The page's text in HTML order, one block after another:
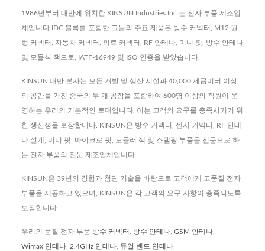
1986년부터 대만에 위치한 KINSUN Industries Inc.는 전자 부품 제조업
체입니다.IDC 블록를 포함한 그들의 주요 제품은 방수 커넥터, M12 원
형 커넥터, 자동차 커넥터, 의료 커넥터, RF 안테나, 미니 핏, 방수 안테나
및 모듈식 잭으로, IATF-16949 및 ISO 인증을 받았습니다.
KINSUN 대만 본사는 모든 개발 및 생산 시설과 40,000 제곱미터 이상
의 공간을 가진 중국의 두 개 공장을 포함하여 600명 이상의 직원이 운
영하는 우리의 기본적인 토대입니다. 이는 고객의 요구를 충족시키기 위
한 생산성을 보장합니다. KINSUN은 방수 커넥터, 센서 커넥터, RF 안테
나 설계, 미니 핏, 마이크로 핏, 모듈러 잭 및 스탬핑 부품을 전문으로 하
는 전자 부품의 전문 제조업체입니다.
KINSUN은 39년의 경험과 첨단 기술을 바탕으로 고객에게 고품질 전자
부품을 제공하고 있으며, KINSUN은 각 고객의 요구 사항이 충족되도록
보장합니다.
우리의 품질 전자 부품 방수 커넥터 방수 안테나 GSM 안테나
Wimax 안테나 2.4GHz 안테나 듀얼 밴드 안테나